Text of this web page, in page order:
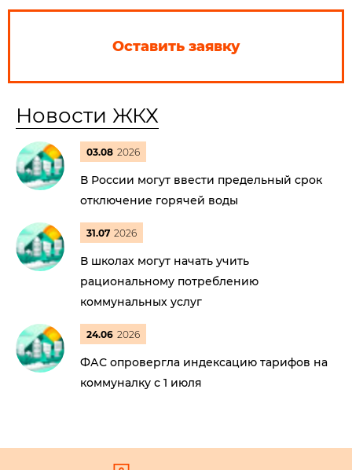
Оставить заявку
Новости ЖКХ
03.08 2026
В России могут ввести предельный срок
отключение горячей воды
31.07 2026
В школах могут начать учить
рациональному потреблению
коммунальных услуг
24.06 2026
ФАС опровергла индексацию тарифов на
коммуналку с 1 июля